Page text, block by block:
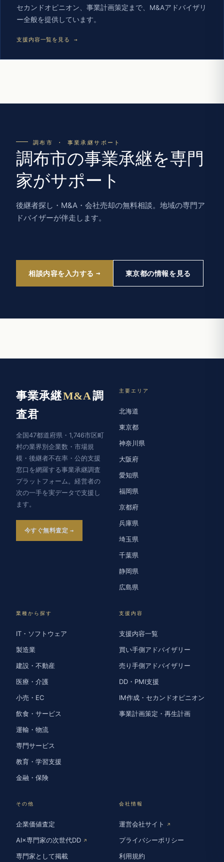
セカンドオピニオン、事業計画策定まで、M&Aアドバイザリ
ー全般を提供しています。
支援内容一覧を見る →
調布市 · 事業承継サポート
調布市の事業承継を専門
家がサポート
後継者探し・M&A・会社売却の無料相談。地域の専門ア
ドバイザーが伴走します。
相談内容を入力する 東京都の情報を見る
事業承継M&A調
査君
全国47都道府県・1,746市区町
村の業界別企業数・市場規
模・後継者不在率・公的支援
窓口を網羅する事業承継調査
プラットフォーム。経営者の
次の一手を実データで支援し
ます。
今すぐ無料査定
主要エリア
北海道
東京都
神奈川県
大阪府
愛知県
福岡県
京都府
兵庫県
埼玉県
千葉県
静岡県
広島県
業種から探す
IT・ソフトウェア
製造業
建設・不動産
医療・介護
小売・EC
飲食・サービス
運輸・物流
専門サービス
教育・学習支援
金融・保険
支援内容
支援内容一覧
買い手側アドバイザリー
売り手側アドバイザリー
DD・PMI支援
IM作成・セカンドオピニオン
事業計画策定・再生計画
その他
企業価値査定
AI×専門家の次世代DD ↗
専門家として掲載
会社情報
運営会社サイト ↗
プライバシーポリシー
利用規約